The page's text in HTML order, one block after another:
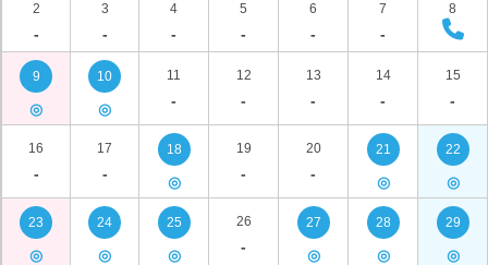
2
-
3
-
4
-
5
-
6
-
7
-
8
9
◎
10
◎
11
-
12
-
13
-
14
-
15
-
16
-
17
-
18
◎
19
-
20
-
21
◎
22
◎
23
◎
24
◎
25
◎
26
-
27
◎
28
◎
29
◎